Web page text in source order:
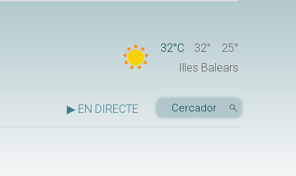
32°C 32°
25°
Illes Balears
▶ EN DIRECTE